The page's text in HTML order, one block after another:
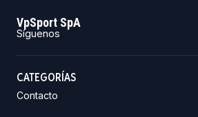
VpSport SpA
Síguenos
CATEGORÍAS
Contacto